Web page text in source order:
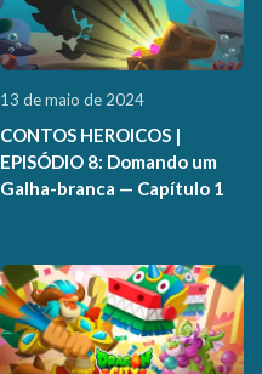
13 de maio de 2024
CONTOS HEROICOS |
EPISÓDIO 8: Domando um
Galha-branca — Capítulo 1